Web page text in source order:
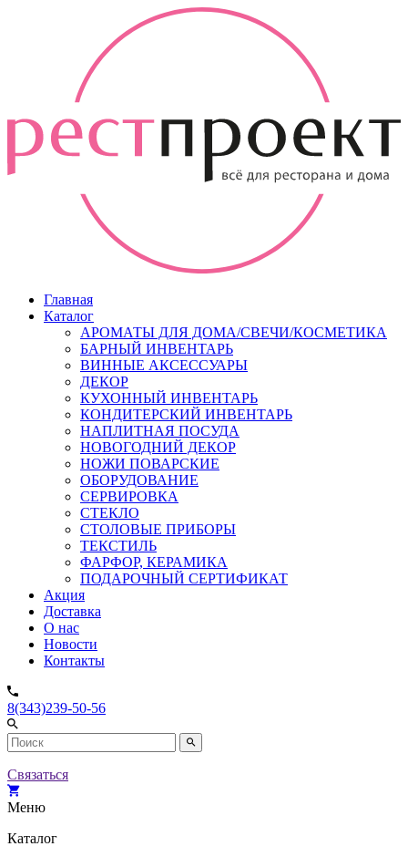
Главная
Каталог
АРОМАТЫ ДЛЯ ДОМА/СВЕЧИ/КОСМЕТИКА
БАРНЫЙ ИНВЕНТАРЬ
ВИННЫЕ АКСЕССУАРЫ
ДЕКОР
КУХОННЫЙ ИНВЕНТАРЬ
КОНДИТЕРСКИЙ ИНВЕНТАРЬ
НАПЛИТНАЯ ПОСУДА
НОВОГОДНИЙ ДЕКОР
НОЖИ ПОВАРСКИЕ
ОБОРУДОВАНИЕ
СЕРВИРОВКА
СТЕКЛО
СТОЛОВЫЕ ПРИБОРЫ
ТЕКСТИЛЬ
ФАРФОР, КЕРАМИКА
ПОДАРОЧНЫЙ СЕРТИФИКАТ
Акция
Доставка
О нас
Новости
Контакты
8(343)239-50-56
Связаться
Меню
Каталог